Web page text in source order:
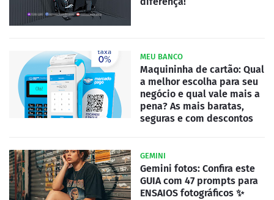
MEU BANCO
Maquininha de cartão: Qual
a melhor escolha para seu
negócio e qual vale mais a
pena? As mais baratas,
seguras e com descontos
GEMINI
Gemini fotos: Confira este
GUIA com 47 prompts para
ENSAIOS fotográficos ✨